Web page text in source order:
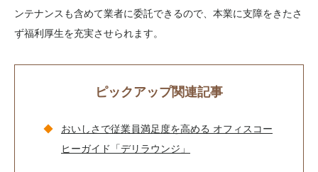
ンテナンスも含めて業者に委託できるので、本業に支障をきたさ
ず福利厚生を充実させられます。
ピックアップ関連記事
おいしさで従業員満足度を高める オフィスコー
ヒーガイド「デリラウンジ」